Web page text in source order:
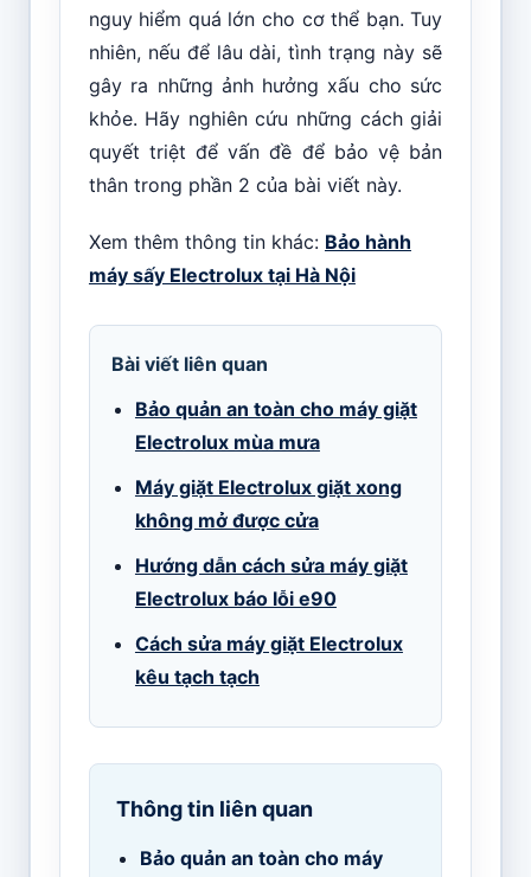
nguy hiểm quá lớn cho cơ thể bạn. Tuy
nhiên, nếu để lâu dài, tình trạng này sẽ
gây ra những ảnh hưởng xấu cho sức
khỏe. Hãy nghiên cứu những cách giải
quyết triệt để vấn đề để bảo vệ bản
thân trong phần 2 của bài viết này.
Xem thêm thông tin khác: Bảo hành
máy sấy Electrolux tại Hà Nội
Bài viết liên quan
Bảo quản an toàn cho máy giặt
Electrolux mùa mưa
Máy giặt Electrolux giặt xong
không mở được cửa
Hướng dẫn cách sửa máy giặt
Electrolux báo lỗi e90
Cách sửa máy giặt Electrolux
kêu tạch tạch
Thông tin liên quan
Bảo quản an toàn cho máy